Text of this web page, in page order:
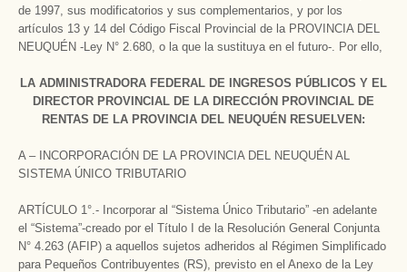
de 1997, sus modificatorios y sus complementarios, y por los
artículos 13 y 14 del Código Fiscal Provincial de la PROVINCIA DEL
NEUQUÉN -Ley N° 2.680, o la que la sustituya en el futuro-. Por ello,
LA ADMINISTRADORA FEDERAL DE INGRESOS PÚBLICOS Y EL
DIRECTOR PROVINCIAL DE LA DIRECCIÓN PROVINCIAL DE
RENTAS DE LA PROVINCIA DEL NEUQUÉN RESUELVEN:
A – INCORPORACIÓN DE LA PROVINCIA DEL NEUQUÉN AL
SISTEMA ÚNICO TRIBUTARIO
ARTÍCULO 1°.- Incorporar al “Sistema Único Tributario” -en adelante
el “Sistema”-creado por el Título I de la Resolución General Conjunta
N° 4.263 (AFIP) a aquellos sujetos adheridos al Régimen Simplificado
para Pequeños Contribuyentes (RS), previsto en el Anexo de la Ley